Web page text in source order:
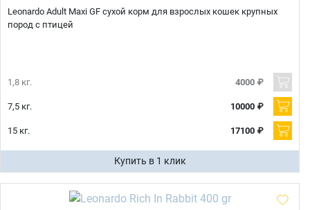
Leonardo Adult Maxi GF сухой корм для взрослых кошек крупных
пород с птицей
1,8 кг. 4000 ₽
7,5 кг. 10000 ₽
15 кг. 17100 ₽
Купить в 1 клик